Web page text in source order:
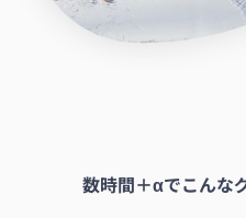
数時間＋αでこんな